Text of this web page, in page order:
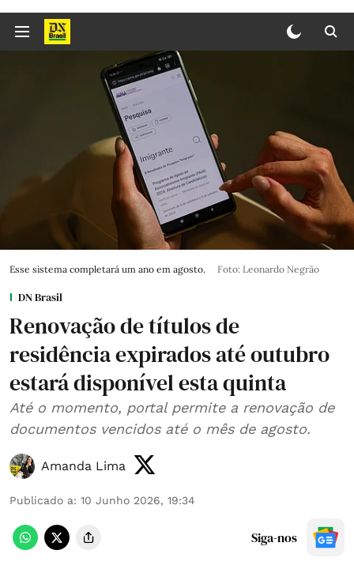
Esse sistema completará um ano em agosto. Foto: Leonardo Negrão
DN Brasil
Renovação de títulos de
residência expirados até outubro
estará disponível esta quinta
Até o momento, portal permite a renovação de
documentos vencidos até o mês de agosto.
Amanda Lima
Publicado a: 10 Junho 2026, 19:34
Siga-nos